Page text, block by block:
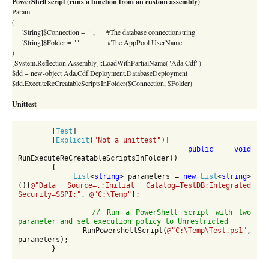
Param
(
[String]$Connection = "", #The database connectionstring
[String]$Folder = "" #The AppPool UserName
)
[System.Reflection.Assembly]::LoadWithPartialName("Ada.Cdf")
$dd = new-object Ada.Cdf.Deployment.DatabaseDeployment
$dd.ExecuteReCreatableScriptsInFolder($Connection, $Folder)
Unittest
Test
Explicit ( "Not a unittest" )]
RunExecuteReCreatableScriptsInFolder()
List<string> parameters = new List<string>
(){@"Data Source=.;Initial Catalog=TestDB;Integrated
Security=SSPI;" , @"C:\Temp" };
// Run a PowerShell script with two
parameter and set execution policy to Unrestricted
RunPowershellScript(@"C:\Temp\Test.ps1" ,
parameters);
        }